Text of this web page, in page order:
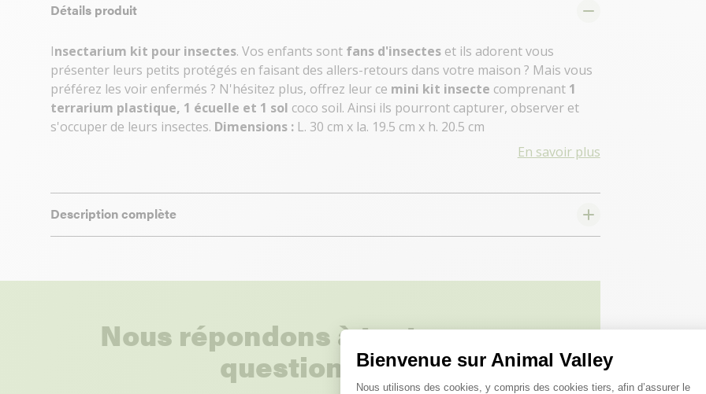
Bienvenue sur Animal Valley
Plateforme de Gestion du
Nous utilisons des cookies, y compris des cookies tiers, afin d’assurer le
Détails produit
Insectarium kit pour insectes. Vos enfants sont fans d'insectes et ils adorent vous
présenter leurs petits protégés en faisant des allers-retours dans votre maison ? Mais vous
préférez les voir enfermés ? N'hésitez plus, offrez leur ce mini kit insecte comprenant 1
terrarium plastique, 1 écuelle et 1 sol coco soil. Ainsi ils pourront capturer, observer et
s'occuper de leurs insectes. Dimensions : L. 30 cm x la. 19.5 cm x h. 20.5 cm
En savoir plus
Description complète
Nous répondons à toutes vos
questions ;)